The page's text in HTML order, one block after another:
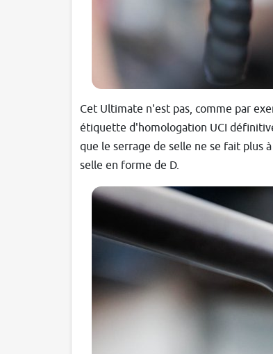
Cet Ultimate n'est pas, comme par
étiquette d'homologation UCI
que le serrage de selle ne se fait plus
selle en forme de D.